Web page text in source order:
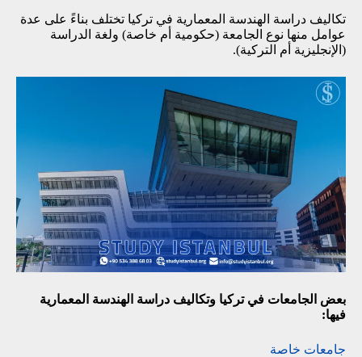
تكاليف دراسة الهندسة المعمارية في تركيا تختلف بناءً على عدة
عوامل منها نوع الجامعة (حكومية أم خاصة) ولغة الدراسة
(الإنجليزية أم التركية).
بعض الجامعات في تركيا وتكاليف دراسة الهندسة المعمارية
فيها:
جامعات خاصة